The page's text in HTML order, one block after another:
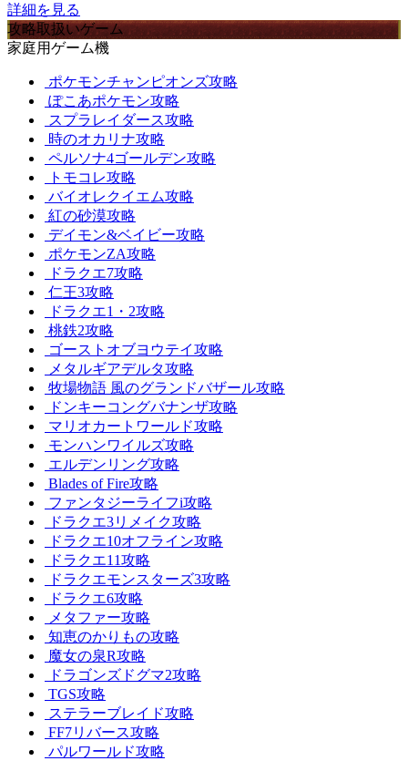
詳細を見る
攻略取扱いゲーム
家庭用ゲーム機
ポケモンチャンピオンズ攻略
ぽこあポケモン攻略
スプラレイダース攻略
時のオカリナ攻略
ペルソナ4ゴールデン攻略
トモコレ攻略
バイオレクイエム攻略
紅の砂漠攻略
デイモン&ベイビー攻略
ポケモンZA攻略
ドラクエ7攻略
仁王3攻略
ドラクエ1・2攻略
桃鉄2攻略
ゴーストオブヨウテイ攻略
メタルギアデルタ攻略
牧場物語 風のグランドバザール攻略
ドンキーコングバナンザ攻略
マリオカートワールド攻略
モンハンワイルズ攻略
エルデンリング攻略
Blades of Fire攻略
ファンタジーライフi攻略
ドラクエ3リメイク攻略
ドラクエ10オフライン攻略
ドラクエ11攻略
ドラクエモンスターズ3攻略
ドラクエ6攻略
メタファー攻略
知恵のかりもの攻略
魔女の泉R攻略
ドラゴンズドグマ2攻略
TGS攻略
ステラーブレイド攻略
FF7リバース攻略
パルワールド攻略